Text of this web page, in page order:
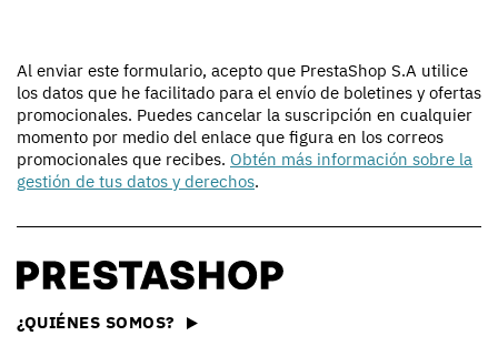
Al enviar este formulario, acepto que PrestaShop S.A utilice
los datos que he facilitado para el envío de boletines y ofertas
promocionales. Puedes cancelar la suscripción en cualquier
momento por medio del enlace que figura en los correos
promocionales que recibes. Obtén más información sobre la
gestión de tus datos y derechos.
¿QUIÉNES SOMOS?